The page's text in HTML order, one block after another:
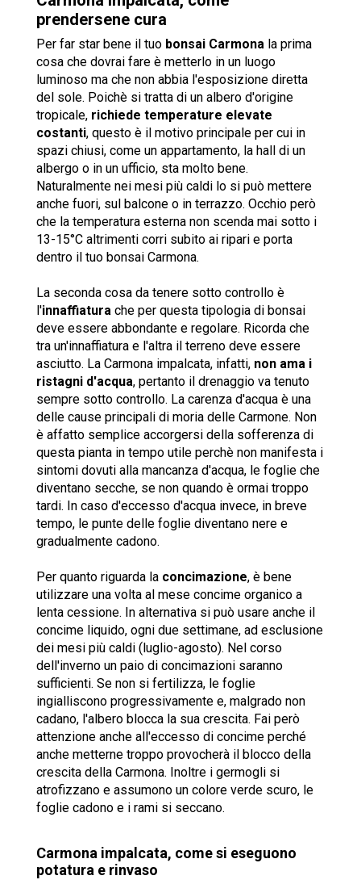
prendersene cura
Per far star bene il tuo bonsai Carmona la prima
cosa che dovrai fare è metterlo in un luogo
luminoso ma che non abbia l'esposizione diretta
del sole. Poichè si tratta di un albero d'origine
tropicale, richiede temperature elevate
costanti, questo è il motivo principale per cui in
spazi chiusi, come un appartamento, la hall di un
albergo o in un ufficio, sta molto bene.
Naturalmente nei mesi più caldi lo si può mettere
anche fuori, sul balcone o in terrazzo. Occhio però
che la temperatura esterna non scenda mai sotto i
13-15°C altrimenti corri subito ai ripari e porta
dentro il tuo bonsai Carmona.
La seconda cosa da tenere sotto controllo è
l'innaffiatura che per questa tipologia di bonsai
deve essere abbondante e regolare. Ricorda che
tra un'innaffiatura e l'altra il terreno deve essere
asciutto. La Carmona impalcata, infatti, non ama i
ristagni d'acqua, pertanto il drenaggio va tenuto
sempre sotto controllo. La carenza d'acqua è una
delle cause principali di moria delle Carmone. Non
è affatto semplice accorgersi della sofferenza di
questa pianta in tempo utile perchè non manifesta i
sintomi dovuti alla mancanza d'acqua, le foglie che
diventano secche, se non quando è ormai troppo
tardi. In caso d'eccesso d'acqua invece, in breve
tempo, le punte delle foglie diventano nere e
gradualmente cadono.
Per quanto riguarda la concimazione, è bene
utilizzare una volta al mese concime organico a
lenta cessione. In alternativa si può usare anche il
concime liquido, ogni due settimane, ad esclusione
dei mesi più caldi (luglio-agosto). Nel corso
dell'inverno un paio di concimazioni saranno
sufficienti. Se non si fertilizza, le foglie
ingialliscono progressivamente e, malgrado non
cadano, l'albero blocca la sua crescita. Fai però
attenzione anche all'eccesso di concime perché
anche metterne troppo provocherà il blocco della
crescita della Carmona. Inoltre i germogli si
atrofizzano e assumono un colore verde scuro, le
foglie cadono e i rami si seccano.
Carmona impalcata, come si eseguono
potatura e rinvaso